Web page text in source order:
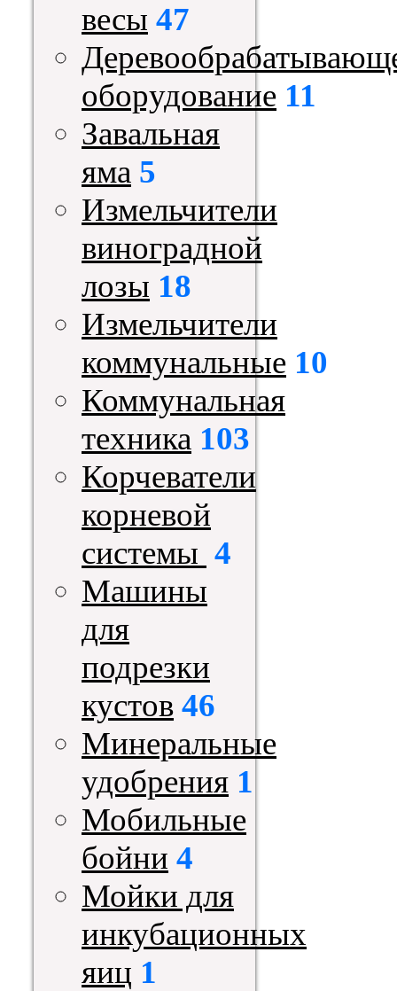
весы 47
оборудование 11
Завальная
яма 5
Измельчители
виноградной
лозы 18
Измельчители
коммунальные 10
Коммунальная
техника 103
Корчеватели
корневой
системы 4
Машины
для
подрезки
кустов 46
Минеральные
удобрения 1
Мобильные
бойни 4
Мойки для
инкубационных
яиц 1